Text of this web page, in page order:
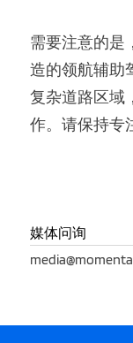
需要注意的是
造的领航辅助
复杂道路区域
作。请保持专
媒体问询